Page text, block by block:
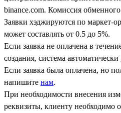
binance.com. Комиссия обменного
Заявки хэджируются по маркет-
может составлять от 0.5 до 5%.
Если заявка не оплачена в
создания, система автоматически
Если заявка была оплачена, но
напишите нам.
При необходимости внесения
реквизиты, клиенту необходимо